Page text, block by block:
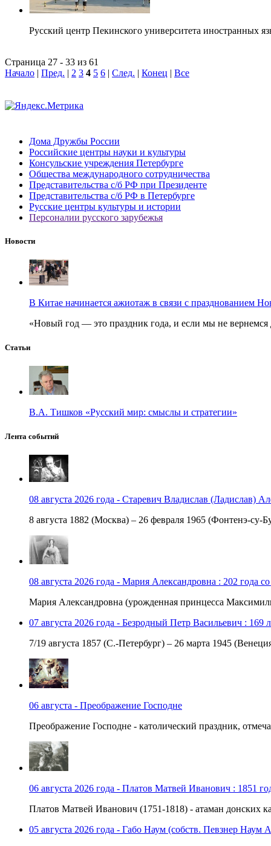
Русский центр Пекинского университета иностранных
Страница 27 - 33 из 61
Начало | Пред. | 2 3 4 5 6 | След. | Конец | Все
Дома Дружбы России
Российские центры науки и культуры
Консульские учреждения Петербурге
Общества международного сотрудничества
Представительства с/б РФ при Президенте
Представительства с/б РФ в Петербурге
Русские центры культуры и истории
Персоналии русского зарубежья
Новости
В Китае начинается ажиотаж в связи с празднованием
«Новый год — это праздник года, и если мы не
Статьи
В.А. Тишков «Русский мир: смыслы и стратегии»
Лента событий
08 августа 2026 года - Старевич Владислав (Ладислав)
8 августа 1882 (Москва) – 26 февраля 1965 (Фонтенэ-су-
08 августа 2026 года - Мария Александровна : 202 года
Мария Александровна (урожденная принцесса
07 августа 2026 года - Безродный Петр Васильевич : 169
7/19 августа 1857 (С.-Петербург) – 26 марта 1945
06 августа - Преображение Господне
Преображение Господне - католический праздник,
06 августа 2026 года - Платов Матвей Иванович : 1851
Платов Матвей Иванович (1751-1818) - атаман донских
05 августа 2026 года - Габо Наум (собств. Певзнер